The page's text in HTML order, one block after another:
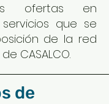
ofertas en
que se
de la red
CASALCO.
de